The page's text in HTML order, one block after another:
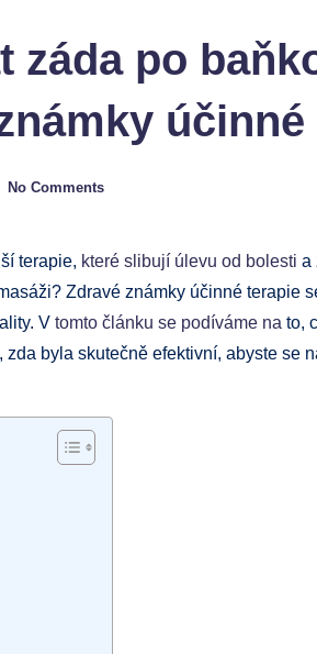
záda po
No Comments
terapie, které slibují úlevu od bolesti a
Zdravé známky účinné terapie
V tomto článku se podíváme na to,
byla skutečně efektivní, abyste se